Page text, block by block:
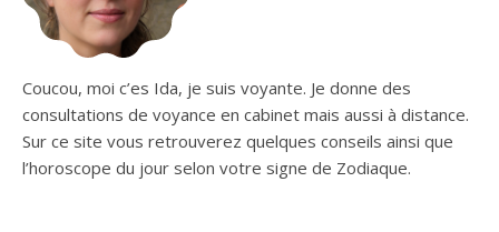
Coucou, moi c’es Ida, je suis voyante. Je donne des
consultations de voyance en cabinet mais aussi à distance.
Sur ce site vous retrouverez quelques conseils ainsi que
l’horoscope du jour selon votre signe de Zodiaque.